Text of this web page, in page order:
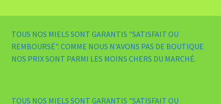
TOUS NOS MIELS SONT GARANTIS "SATISFAIT OU
REMBOURSÉ". COMME NOUS N'AVONS PAS DE BOUTIQUE
NOS PRIX SONT PARMI LES MOINS CHERS DU MARCHÉ.
TOUS NOS MIELS SONT GARANTIS "SATISFAIT OU